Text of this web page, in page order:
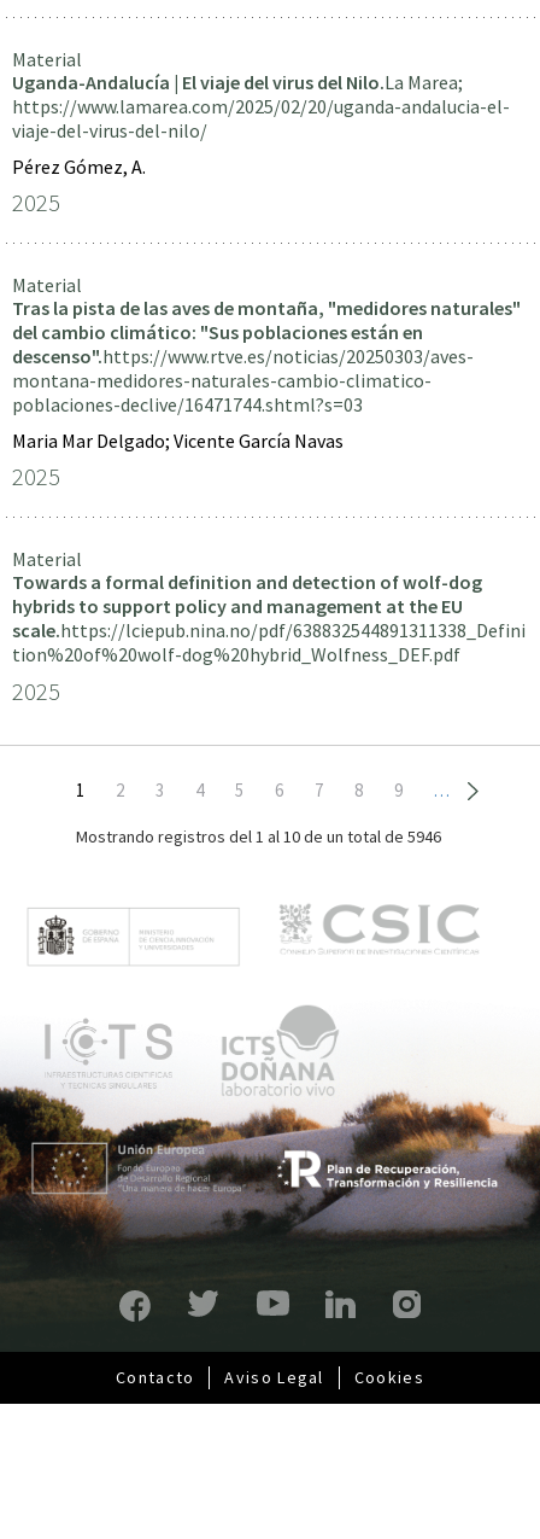
Material
Uganda-Andalucía | El viaje del virus del Nilo.La Marea;
https://www.lamarea.com/2025/02/20/uganda-andalucia-el-
viaje-del-virus-del-nilo/
Pérez Gómez, A.
2025
Material
Tras la pista de las aves de montaña, "medidores naturales"
del cambio climático: "Sus poblaciones están en
descenso".https://www.rtve.es/noticias/20250303/aves-
montana-medidores-naturales-cambio-climatico-
poblaciones-declive/16471744.shtml?s=03
Maria Mar Delgado; Vicente García Navas
2025
Material
Towards a formal definition and detection of wolf-dog
hybrids to support policy and management at the EU
scale.https://lciepub.nina.no/pdf/638832544891311338_Defini
tion%20of%20wolf-dog%20hybrid_Wolfness_DEF.pdf
2025
Página
1 Page
2 Page
3 Page
4 Page
5 Page
6 Page
7 Page
8 Page
9 …
Mostrando registros del1 al 10de un total de 5946
e
n
ú
p
r
i
n
c
p
a
l
Pie
Contacto Aviso Legal Cookies